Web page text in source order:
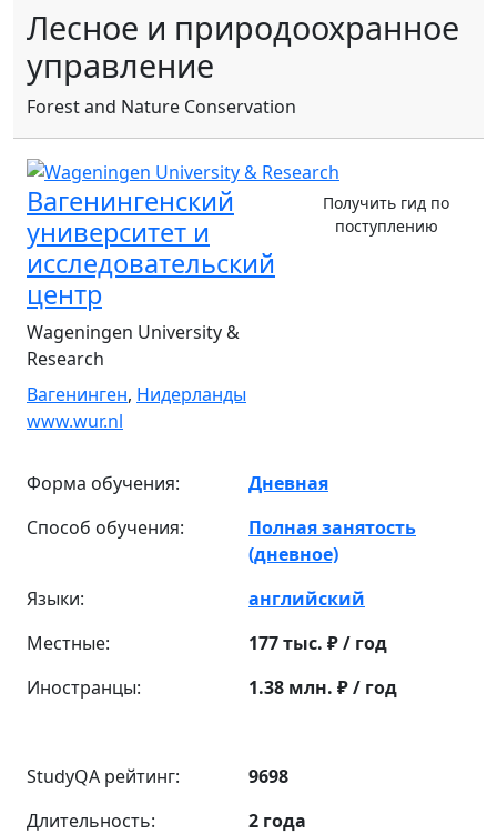
Лесное и природоохранное
управление
Forest and Nature Conservation
Вагенингенский
университет и
исследовательский
центр
Wageningen University &
Research
Вагенинген, Нидерланды
www.wur.nl
Получить гид по
поступлению
Форма обучения:
Дневная
Способ обучения:
Полная занятость
(дневное)
Языки:
английский
Местные:
177 тыс. ₽ / год
Иностранцы:
1.38 млн. ₽ / год
StudyQA рейтинг:
9698
Длительность:
2 года